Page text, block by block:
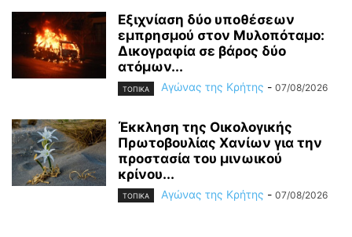
Εξιχνίαση δύο υποθέσεων
εμπρησμού στον Μυλοπόταμο:
Δικογραφία σε βάρος δύο
ατόμων...
ΤΟΠΙΚΑ Αγώνας της Κρήτης - 07/08/2026
Έκκληση της Οικολογικής
Πρωτοβουλίας Χανίων για την
προστασία του μινωικού
κρίνου...
ΤΟΠΙΚΑ Αγώνας της Κρήτης - 07/08/2026